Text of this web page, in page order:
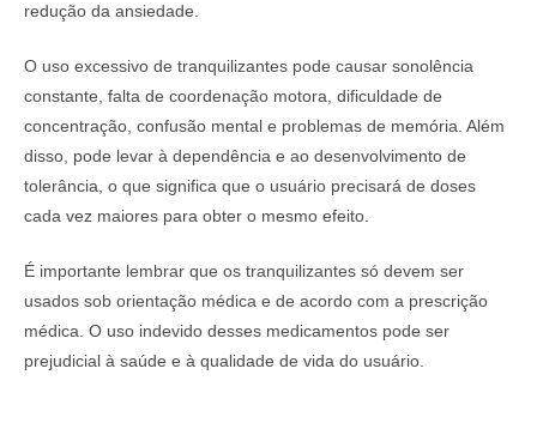
redução da ansiedade.
O uso excessivo de tranquilizantes pode causar sonolência
constante, falta de coordenação motora, dificuldade de
concentração, confusão mental e problemas de memória. Além
disso, pode levar à dependência e ao desenvolvimento de
tolerância, o que significa que o usuário precisará de doses
cada vez maiores para obter o mesmo efeito.
É importante lembrar que os tranquilizantes só devem ser
usados sob orientação médica e de acordo com a prescrição
médica. O uso indevido desses medicamentos pode ser
prejudicial à saúde e à qualidade de vida do usuário.